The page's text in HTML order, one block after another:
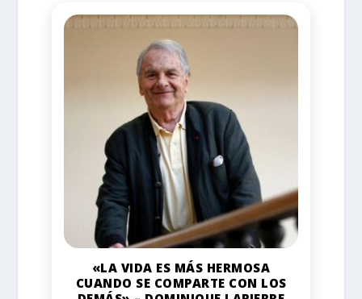
«LA VIDA ES MÁS HERMOSA
CUANDO SE COMPARTE CON LOS